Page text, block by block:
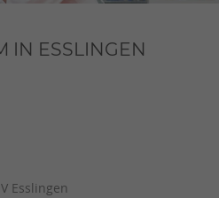
IN ESSLINGEN
Esslingen